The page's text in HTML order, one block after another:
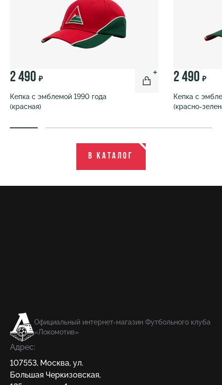
2 490 ₽
Кепка с эмблемой 1990 года
(красная)
2 490 ₽
Кепка с
(красно-
В каталог
Официальный интернет-магазин Футбольного клуба
«Локомотив»
Адрес:
107553, Москва, ул.
Большая Черкизовская,